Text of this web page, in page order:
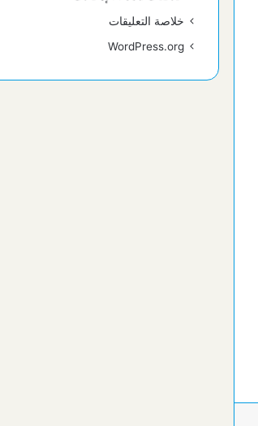
خلاصة التعليقات
WordPress.org